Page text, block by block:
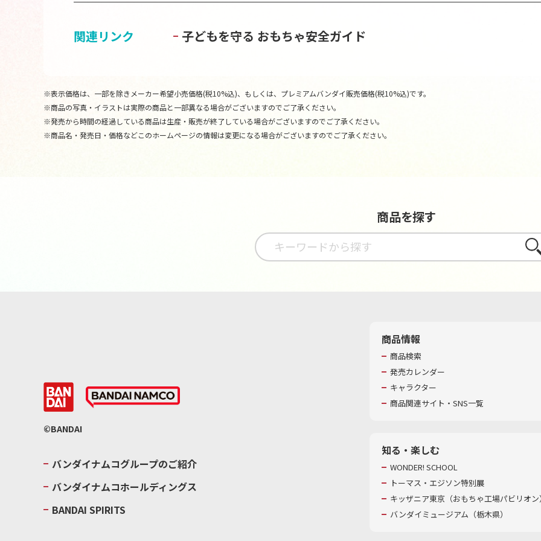
関連リンク 子どもを守る おもちゃ安全ガイド
※表示価格は、一部を除きメーカー希望小売価格(税10%込)、もしくは、プレミアムバンダイ販売価格(税10%込)です。
※商品の写真・イラストは実際の商品と一部異なる場合がございますのでご了承ください。
※発売から時間の経過している商品は生産・販売が終了している場合がございますのでご了承ください。
※商品名・発売日・価格などこのホームページの情報は変更になる場合がございますのでご了承ください。
商品を探す
さが
©BANDAI
バンダイナムコグループのご紹介
バンダイナムコホールディングス
BANDAI SPIRITS
商品情報
商品検索
発売カレンダー
キャラクター
商品関連サイト・SNS一覧
知る・楽しむ
WONDER! SCHOOL
トーマス・エジソン特別展
キッザニア東京（おもちゃ工場パビリオ
バンダイミュージアム（栃木県）